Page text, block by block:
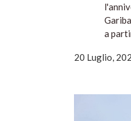
a
20 Luglio,